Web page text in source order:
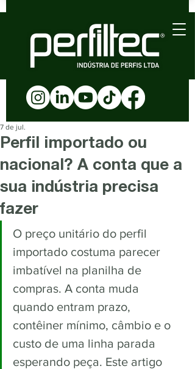
Perfil importado ou
nacional? A conta que a
sua indústria precisa
fazer
7 de jul.
O preço unitário do perfil
importado costuma parecer
imbatível na planilha de
compras. A conta muda
quando entram prazo,
contêiner mínimo, câmbio e o
custo de uma linha parada
esperando peça. Este artigo